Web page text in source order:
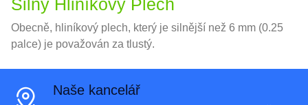
Silný Hliníkový Plech
Obecně, hliníkový plech, který je silnější než 6 mm (0.25
palce) je považován za tlustý.
Naše kancelář